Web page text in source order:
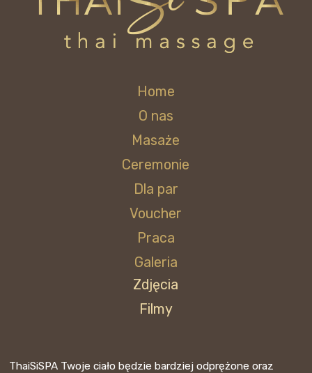
Home
O nas
Masaże
Ceremonie
Dla par
Voucher
Praca
Galeria
Zdjęcia
Filmy
ThaiSiSPA Twoje ciało będzie bardziej odprężone oraz